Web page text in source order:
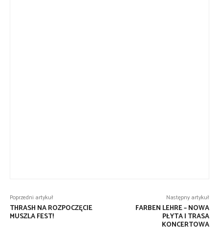
Poprzedni artykuł
THRASH NA ROZPOCZĘCIE
MUSZLA FEST!
Następny artykuł
FARBEN LEHRE – NOWA
PŁYTA I TRASA
KONCERTOWA